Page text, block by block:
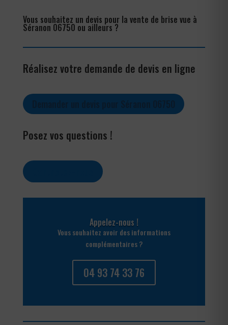
Vous souhaitez un devis pour la vente de brise vue à
Séranon 06750 ou ailleurs ?
Réalisez votre demande de devis en ligne
Posez vos questions !
Appelez-nous !
Vous souhaitez avoir des informations
complémentaires ?
04 93 74 33 76